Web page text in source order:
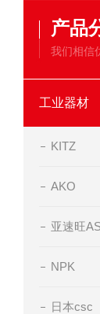
产品
我们相信
工业器材
KITZ
AKO
亚速旺
NPK
日本csc